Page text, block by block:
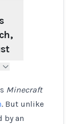
Minecraft
. But unlike
by an